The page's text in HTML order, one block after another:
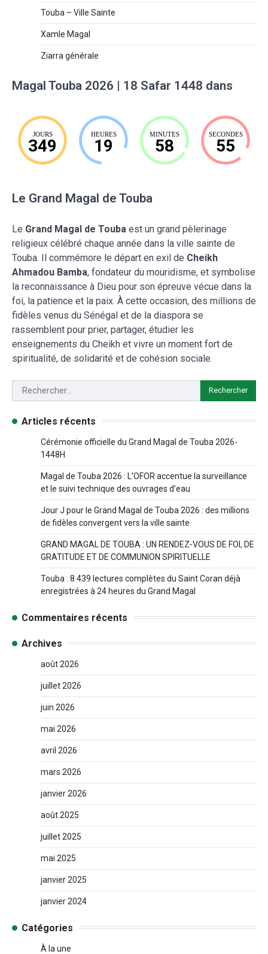
Touba – Ville Sainte
Xamle Magal
Ziarra générale
Magal Touba 2026 | 18 Safar 1448 dans
JOURS
349
HEURES
19
MINUTES
58
SECONDES
54
Le Grand Magal de Touba
Le Grand Magal de Touba est un grand pèlerinage
religieux célébré chaque année dans la ville sainte de
Touba. Il commémore le départ en exil de Cheikh
Ahmadou Bamba, fondateur du mouridisme, et symbolise
la reconnaissance à Dieu pour son épreuve vécue dans la
foi, la patience et la paix. À cette occasion, des millions de
fidèles venus du Sénégal et de la diaspora se
rassemblent pour prier, partager, étudier les
enseignements du Cheikh et vivre un moment fort de
spiritualité, de solidarité et de cohésion sociale.
Articles récents
Cérémonie officielle du Grand Magal de Touba 2026-
1448H
Magal de Touba 2026 : L’OFOR accentue la surveillance
et le suivi technique des ouvrages d’eau
Jour J pour le Grand Magal de Touba 2026 : des millions
de fidèles convergent vers la ville sainte
GRAND MAGAL DE TOUBA : UN RENDEZ-VOUS DE FOI, DE
GRATITUDE ET DE COMMUNION SPIRITUELLE
Touba : 8 439 lectures complètes du Saint Coran déjà
enregistrées à 24 heures du Grand Magal
Commentaires récents
Archives
août 2026
juillet 2026
juin 2026
mai 2026
avril 2026
mars 2026
janvier 2026
août 2025
juillet 2025
mai 2025
janvier 2025
janvier 2024
Catégories
À la une